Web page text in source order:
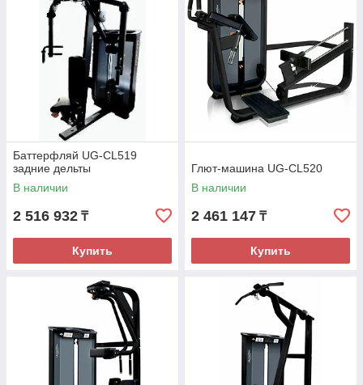
Баттерфляй UG-CL519
задние дельты
В наличии
2 516 932 ₸
Купить
Глют-машина UG-CL520
В наличии
2 461 147 ₸
Купить